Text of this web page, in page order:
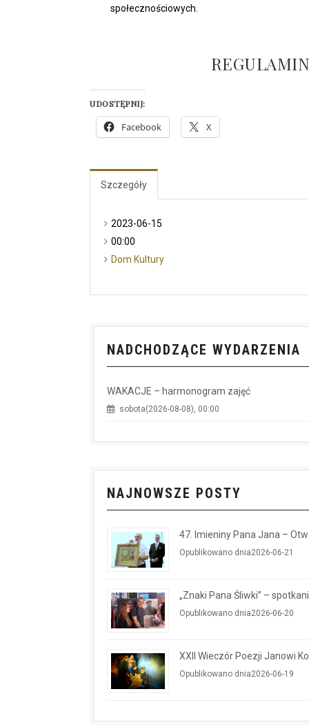
społecznościowych.
UDOSTĘPNIJ:
Facebook X
Szczegóły
2023-06-15
00:00
Dom Kultury
NADCHODZĄCE WYDARZENIA
WAKACJE – harmonogram zajęć
sobota(2026-08-08), 00:00
NAJNOWSZE POSTY
47. Imieniny Pana Jana –
Opublikowano dnia2026-06-21
„Znaki Pana Śliwki” –
Opublikowano dnia2026-06-20
XXII Wieczór Poezji Janowi
Opublikowano dnia2026-06-19